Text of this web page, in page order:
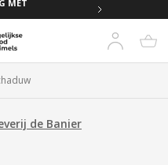
MET
de Banier